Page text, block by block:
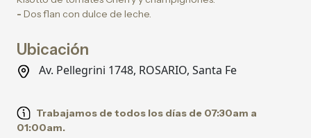
- Dos flan con dulce de leche.
Ubicación
Av. Pellegrini 1748, ROSARIO, Santa Fe
Trabajamos de todos los días de 07:30am a
01:00am.